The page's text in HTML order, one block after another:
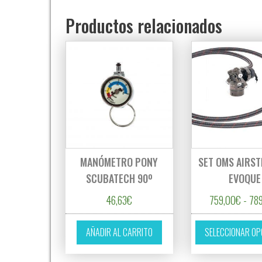
Productos relacionados
MANÓMETRO PONY
SCUBATECH 90º
46,63€
AÑADIR AL CARRITO
SET OMS
EVOQUE
759,00€ -
SELECCIONAR